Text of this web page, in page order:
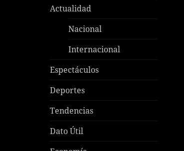
Actualidad
Nacional
Internacional
Espectáculos
Deportes
Tendencias
Dato Útil